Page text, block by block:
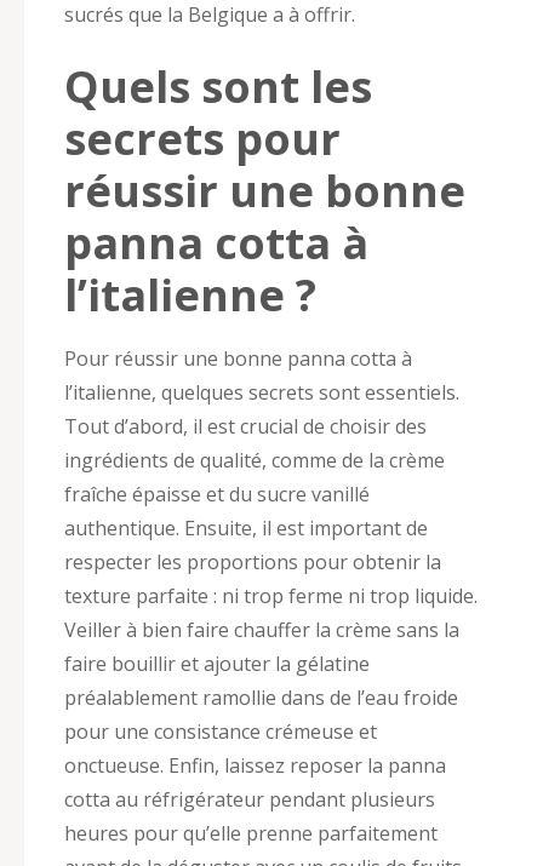
sucrés que la Belgique a à offrir.
Quels sont les
secrets pour
réussir une bonne
panna cotta à
l’italienne ?
Pour réussir une bonne panna cotta à
l’italienne, quelques secrets sont essentiels.
Tout d’abord, il est crucial de choisir des
ingrédients de qualité, comme de la crème
fraîche épaisse et du sucre vanillé
authentique. Ensuite, il est important de
respecter les proportions pour obtenir la
texture parfaite : ni trop ferme ni trop liquide.
Veiller à bien faire chauffer la crème sans la
faire bouillir et ajouter la gélatine
préalablement ramollie dans de l’eau froide
pour une consistance crémeuse et
onctueuse. Enfin, laissez reposer la panna
cotta au réfrigérateur pendant plusieurs
heures pour qu’elle prenne parfaitement